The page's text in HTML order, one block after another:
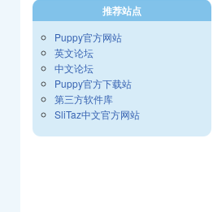
推荐站点
Puppy官方网站
英文论坛
中文论坛
Puppy官方下载站
第三方软件库
SliTaz中文官方网站